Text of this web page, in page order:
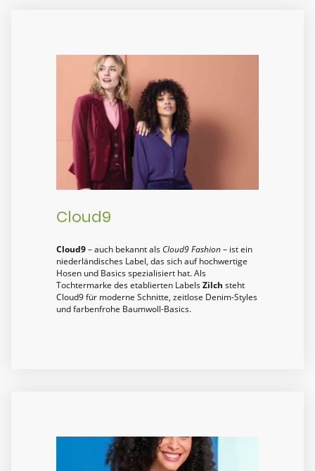
Cloud9
Cloud9– auch bekannt als Cloud9 Fashion– ist ein
niederländisches Label, das sich auf hochwertige
Hosen und Basics spezialisiert hat. Als
Tochtermarke des etablierten LabelsZilch steht
Cloud9 für moderne Schnitte, zeitlose Denim-Styles
und farbenfrohe Baumwoll-Basics.